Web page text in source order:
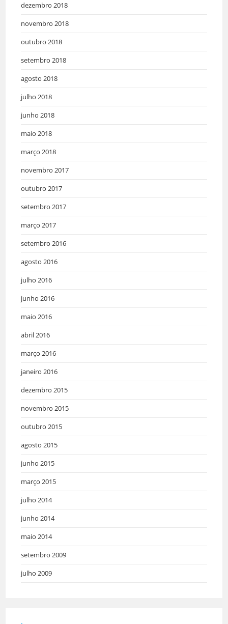
dezembro 2018
novembro 2018
outubro 2018
setembro 2018
agosto 2018
julho 2018
junho 2018
maio 2018
março 2018
novembro 2017
outubro 2017
setembro 2017
março 2017
setembro 2016
agosto 2016
julho 2016
junho 2016
maio 2016
abril 2016
março 2016
janeiro 2016
dezembro 2015
novembro 2015
outubro 2015
agosto 2015
junho 2015
março 2015
julho 2014
junho 2014
maio 2014
setembro 2009
julho 2009